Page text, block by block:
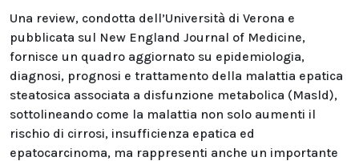
Una review, condotta dell’Università di Verona e
pubblicata sul New England Journal of Medicine,
fornisce un quadro aggiornato su epidemiologia,
diagnosi, prognosi e trattamento della malattia epatica
steatosica associata a disfunzione metabolica (Masld),
sottolineando come la malattia non solo aumenti il
rischio di cirrosi, insufficienza epatica ed
epatocarcinoma, ma rappresenti anche un importante